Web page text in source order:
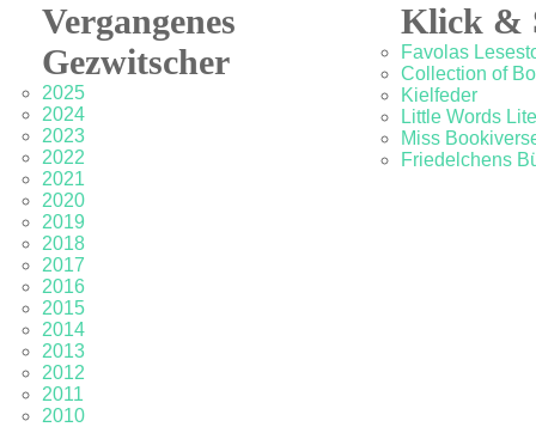
Vergangenes
Gezwitscher
2025
2024
2023
2022
2021
2020
2019
2018
2017
2016
2015
2014
2013
2012
2011
2010
Klick &
Favolas
Collection of
Kielfeder
Little Words
Miss
Friedelchens